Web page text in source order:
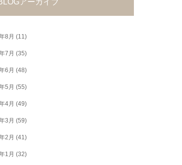
8月 (11)
7月 (35)
6月 (48)
5月 (55)
4月 (49)
3月 (59)
2月 (41)
1月 (32)